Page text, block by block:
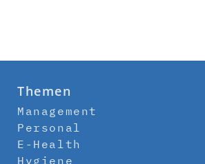
Themen
Management
Personal
E-Health
Hygiene